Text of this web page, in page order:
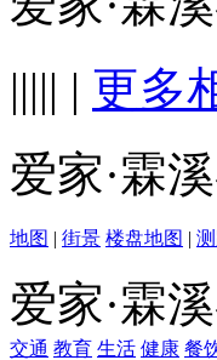
||||| | 更多
爱家·霖
地图 | 街景 楼盘地图 |
爱家·霖
交通 教育 生活 健康 餐